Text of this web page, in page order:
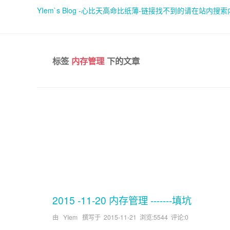
YIem`s Blog -心比天高命比纸薄-链接找不到的请在站内搜索
标签内存管理 下的文章
2015 -11-20 内存管理 -------填坑
由 YIem 撰写于 2015-11-21 浏览:5544 评论:0